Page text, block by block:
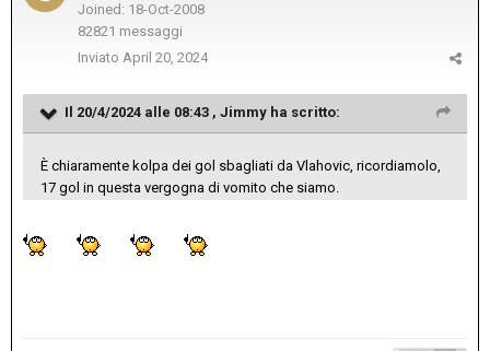
Joined: 18-Oct-2008
82821 messaggi
Inviato April 20, 2024
Il 20/4/2024 alle 08:43 , Jimmy ha scritto:
È chiaramente kolpa dei gol sbagliati da Vlahovic, ricordiamolo,
17 gol in questa vergogna di vomito che siamo.